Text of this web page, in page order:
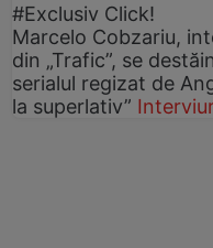
#Exclusiv Click!
Marcelo Cobzariu,
din „Trafic”, se
serialul regizat de
la superlativ”